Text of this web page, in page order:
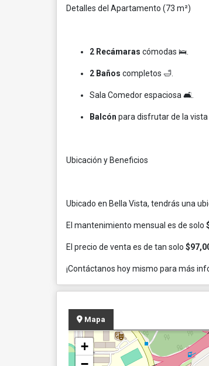
Detalles del Apartamento (73 m²)
2 Recámaras cómodas 🛌.
2 Baños completos 🛁.
Sala Comedor espaciosa 🛋️.
Balcón para disfrutar de la
Ubicación y Beneficios
Ubicado en Bella Vista, tendrás una
El mantenimiento mensual es de solo
El precio de venta es de tan solo
¡Contáctanos hoy mismo para más
Mapa
+